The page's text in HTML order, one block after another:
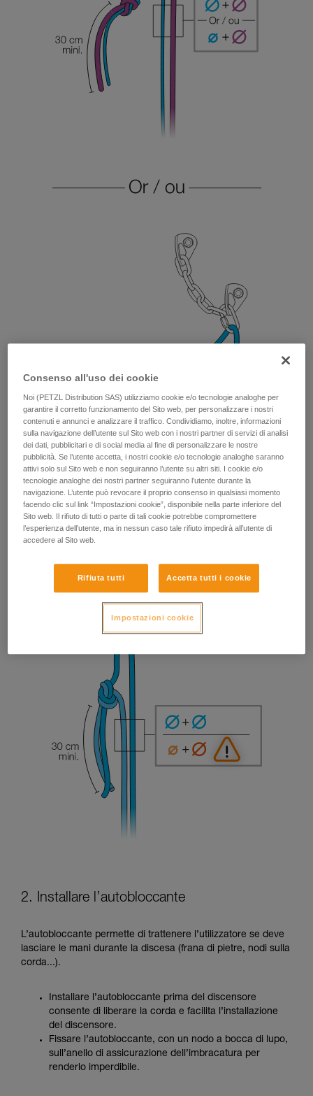
2. Installare l’autobloccante
L’autobloccante permette di trattenere l’utilizzatore se deve
lasciare le mani durante la discesa (frana di pietre, nodi sulla
corda...).
Installare l’autobloccante prima del discensore
consente di liberare la corda e facilita l’installazione
del discensore.
Fissare l’autobloccante, con un nodo a bocca di lupo,
sull’anello di assicurazione dell’imbracatura per
renderlo imperdibile.
Consenso all'uso dei cookie
Noi (PETZL Distribution SAS) utilizziamo cookie e/o tecnologie analoghe per
garantire il corretto funzionamento del Sito web, per personalizzare i nostri
contenuti e annunci e analizzare il traffico. Condividiamo, inoltre, informazioni
sulla navigazione dell’utente sul Sito web con i nostri partner di servizi di analisi
dei dati, pubblicitari e di social media al fine di personalizzare le nostre
pubblicità. Se l’utente accetta, i nostri cookie e/o tecnologie analoghe saranno
attivi solo sul Sito web e non seguiranno l’utente su altri siti. I cookie e/o
tecnologie analoghe dei nostri partner seguiranno l’utente durante la
navigazione. L’utente può revocare il proprio consenso in qualsiasi momento
facendo clic sul link “Impostazioni cookie”, disponibile nella parte inferiore del
Sito web. Il rifiuto di tutti o parte di tali cookie potrebbe compromettere
l’esperienza dell’utente, ma in nessun caso tale rifiuto impedirà all’utente di
accedere al Sito web.
Rifiuta tutti Accetta tutti i cookie
Impostazioni cookie